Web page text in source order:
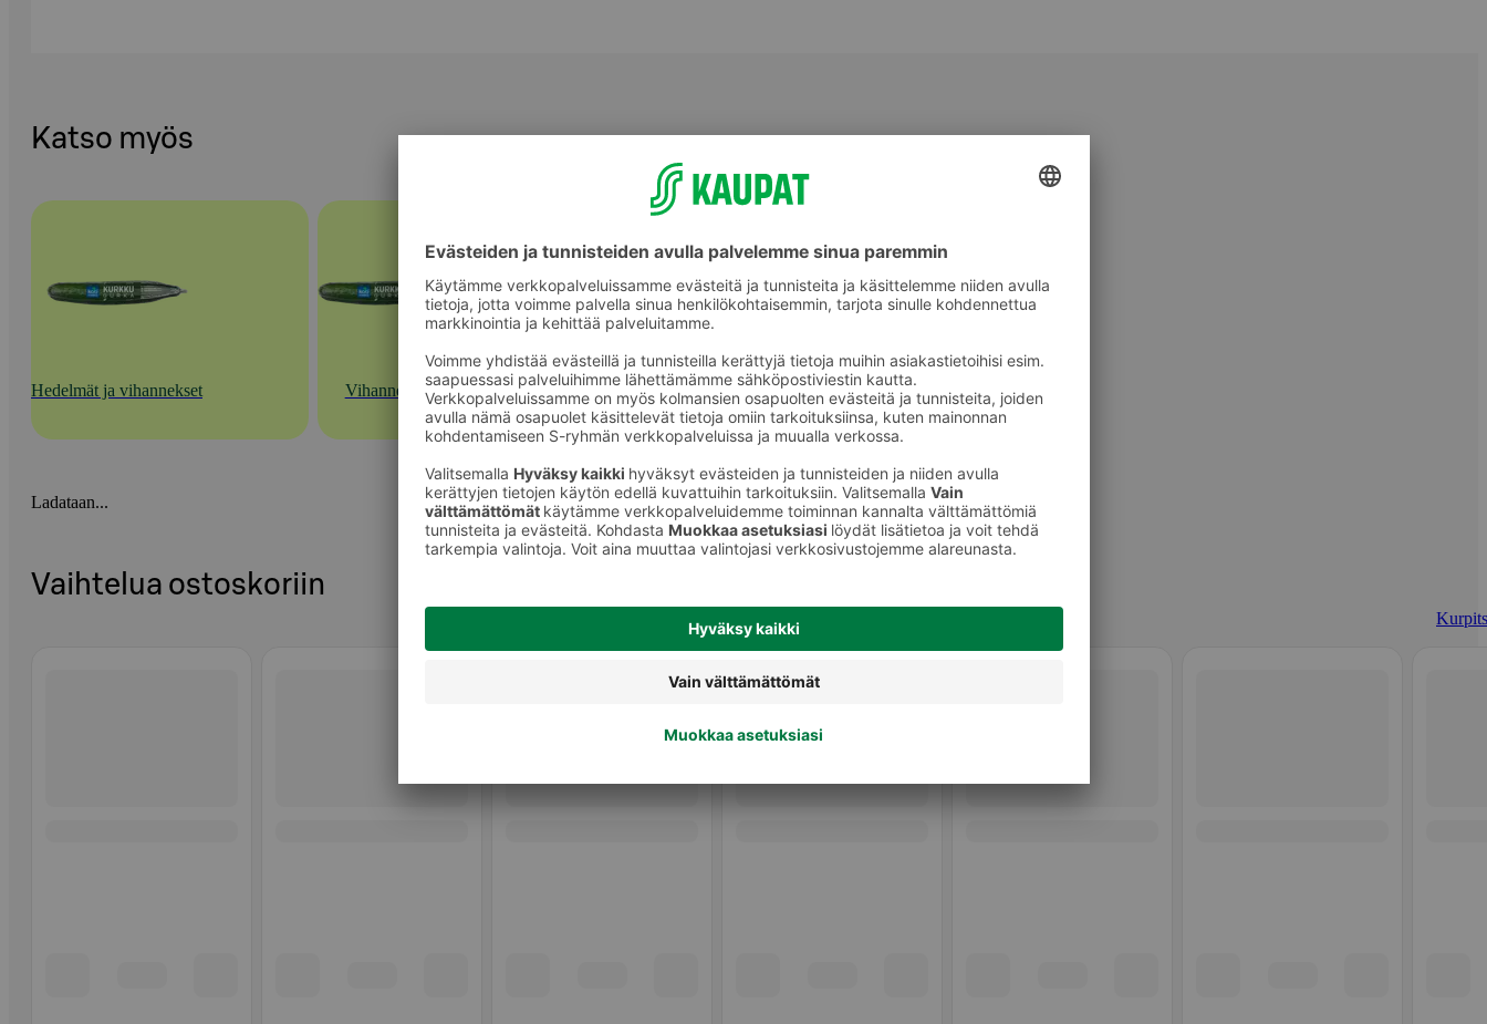
Katso myös
Hedelmät ja vihannekset Vihannekset Kurpitsat
Ladataan...
Vaihtelua ostoskoriin